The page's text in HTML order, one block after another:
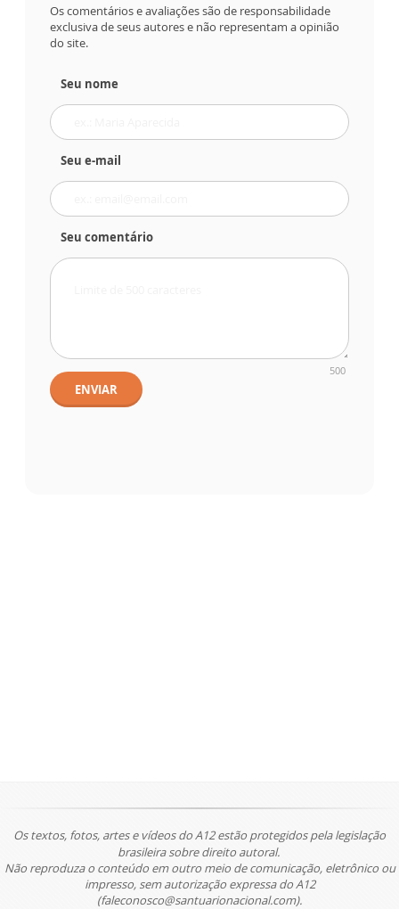
Os comentários e avaliações são de responsabilidade
exclusiva de seus autores e não representam a opinião
do site.
Seu nome
Seu e-mail
Seu comentário
500
ENVIAR
Os textos, fotos, artes e vídeos do A12 estão protegidos pela legislação
brasileira sobre direito autoral.
Não reproduza o conteúdo em outro meio de comunicação, eletrônico ou
impresso, sem autorização expressa do A12
(faleconosco@santuarionacional.com).